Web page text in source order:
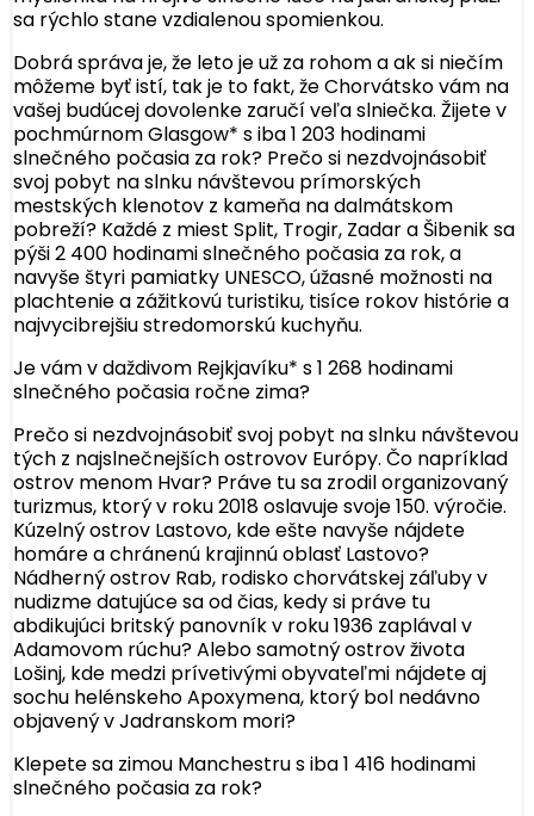
sa rýchlo stane vzdialenou spomienkou.
Dobrá správa je, že leto je už za rohom a ak si niečím
môžeme byť istí, tak je to fakt, že Chorvátsko vám na
vašej budúcej dovolenke zaručí veľa slniečka. Žijete v
pochmúrnom Glasgow* s iba 1 203 hodinami
slnečného počasia za rok? Prečo si nezdvojnásobiť
svoj pobyt na slnku návštevou prímorských
mestských klenotov z kameňa na dalmátskom
pobreží? Každé z miest Split, Trogir, Zadar a Šibenik sa
pýši 2 400 hodinami slnečného počasia za rok, a
navyše štyri pamiatky UNESCO, úžasné možnosti na
plachtenie a zážitkovú turistiku, tisíce rokov histórie a
najvycibrejšiu stredomorskú kuchyňu.
Je vám v daždivom Rejkjavíku* s 1 268 hodinami
slnečného počasia ročne zima?
Prečo si nezdvojnásobiť svoj pobyt na slnku návštevou
tých z najslnečnejších ostrovov Európy. Čo napríklad
ostrov menom Hvar? Práve tu sa zrodil organizovaný
turizmus, ktorý v roku 2018 oslavuje svoje 150. výročie.
Kúzelný ostrov Lastovo, kde ešte navyše nájdete
homáre a chránenú krajinnú oblasť Lastovo?
Nádherný ostrov Rab, rodisko chorvátskej záľuby v
nudizme datujúce sa od čias, kedy si práve tu
abdikujúci britský panovník v roku 1936 zaplával v
Adamovom rúchu? Alebo samotný ostrov života
Lošinj, kde medzi prívetivými obyvateľmi nájdete aj
sochu helénskeho Apoxymena, ktorý bol nedávno
objavený v Jadranskom mori?
Klepete sa zimou Manchestru s iba 1 416 hodinami
slnečného počasia za rok?